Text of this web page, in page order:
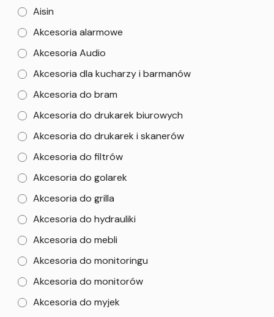
Aisin
Akcesoria alarmowe
Akcesoria Audio
Akcesoria dla kucharzy i barmanów
Akcesoria do bram
Akcesoria do drukarek biurowych
Akcesoria do drukarek i skanerów
Akcesoria do filtrów
Akcesoria do golarek
Akcesoria do grilla
Akcesoria do hydrauliki
Akcesoria do mebli
Akcesoria do monitoringu
Akcesoria do monitorów
Akcesoria do myjek